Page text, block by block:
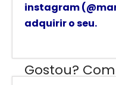
instagram
adquirir o seu.
Gostou?